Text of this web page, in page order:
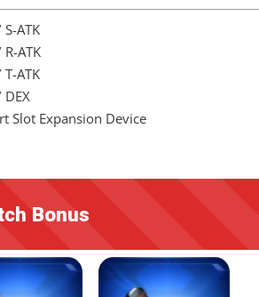
ATK
ATK
ATK
Slot Expansion Device
Bonus